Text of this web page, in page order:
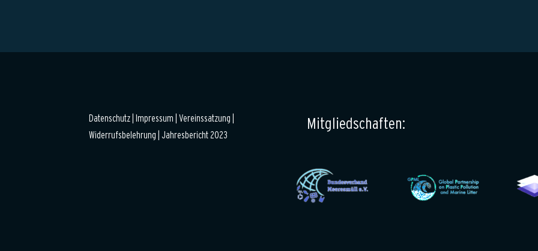
Datenschutz| Impressum | Vereinssatzung |
Widerrufsbelehrung Jahresbericht 2023
Mitgliedschaften: